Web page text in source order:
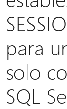
para
solo
SQL